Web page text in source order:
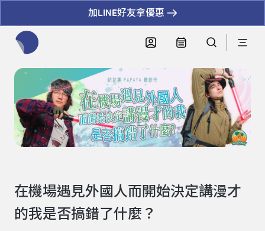
加LINE好友拿優惠
在機場遇見外國人而開始決定講漫才
的我是否搞錯了什麼？